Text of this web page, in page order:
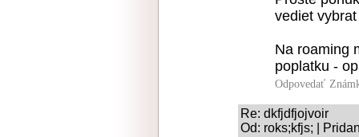
vediet
Na roaming
poplatku -
Odpovedať
Re: dkfjdfjojvoir
Od: roks;kfjs; |